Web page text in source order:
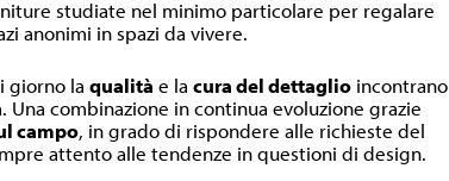
studiate nel minimo particolare per regalare
anonimi in spazi da vivere.
giorno laqualità e lacura del dettaglio incontrano
Una combinazione in continua evoluzione grazie
campo, in grado di rispondere alle richieste del
attento alle tendenze in questioni di design.